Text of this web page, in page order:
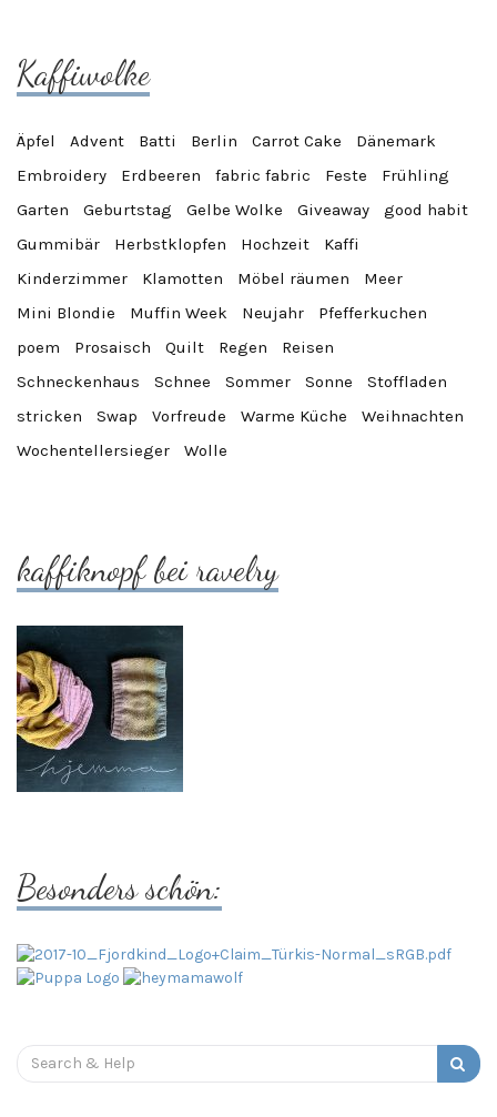
Kaffiwolke
Äpfel Advent Batti Berlin Carrot Cake
Dänemark
Embroidery
Erdbeeren fabric fabric Feste
Frühling
Garten
Geburtstag Gelbe Wolke Giveaway
good habit
Gummibär
Herbstklopfen Hochzeit
Kaffi
Kinderzimmer
Klamotten Möbel räumen
Meer
Mini Blondie
Muffin Week Neujahr
Pfefferkuchen
poem
Prosaisch Quilt Regen
Reisen
Schneckenhaus
Schnee Sommer Sonne
Stoffladen
stricken
Swap Vorfreude Warme Küche
Weihnachten
Wochentellersieger
Wolle
kaffiknopf bei ravelry
Besonders schön:
Search
for: